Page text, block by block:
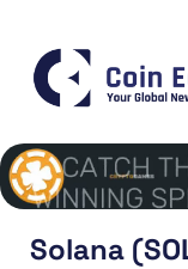
Solana